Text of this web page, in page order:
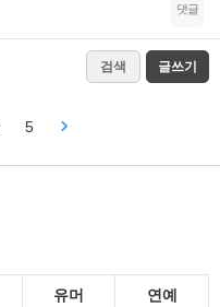
댓글
검색 글쓰기
5
유머 연예